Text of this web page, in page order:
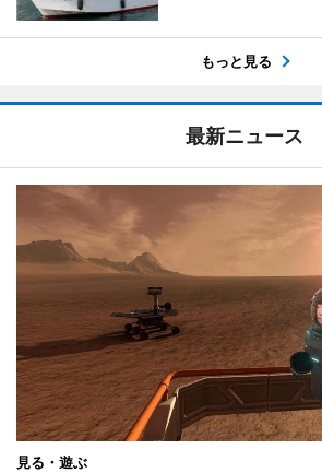
もっと見る
最新ニュース
見る・遊ぶ